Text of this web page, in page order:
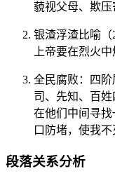
藐视父母、欺压
银渣浮渣比喻（
上帝要在烈火
全民腐败：四阶
司、先知、百
在他们中间寻
口防堵，使我
段落关系分析